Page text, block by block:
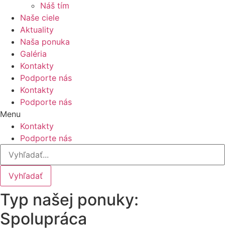
Náš tím
Naše ciele
Aktuality
Naša ponuka
Galéria
Kontakty
Podporte nás
Kontakty
Podporte nás
Menu
Kontakty
Podporte nás
Vyhľadať
Typ našej ponuky:
Spolupráca